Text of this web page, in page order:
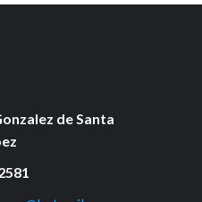
de Santa